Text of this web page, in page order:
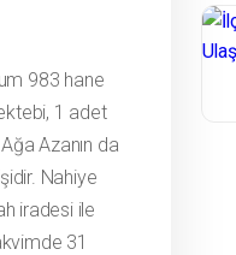
983 hane
1 adet
Azanın da
Nahiye
iradesi ile
31